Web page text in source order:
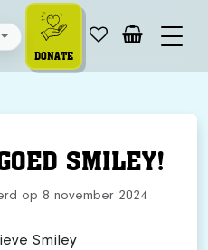
DONATE
SMILEY!
op 8 november 2024
Smiley